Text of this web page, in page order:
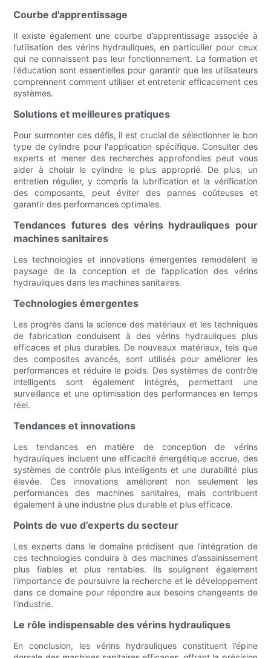
Courbe d'apprentissage
Il existe également une courbe d’apprentissage associée à
l’utilisation des vérins hydrauliques, en particulier pour ceux
qui ne connaissent pas leur fonctionnement. La formation et
l'éducation sont essentielles pour garantir que les utilisateurs
comprennent comment utiliser et entretenir efficacement ces
systèmes.
Solutions et meilleures pratiques
Pour surmonter ces défis, il est crucial de sélectionner le bon
type de cylindre pour l'application spécifique. Consulter des
experts et mener des recherches approfondies peut vous
aider à choisir le cylindre le plus approprié. De plus, un
entretien régulier, y compris la lubrification et la vérification
des composants, peut éviter des pannes coûteuses et
garantir des performances optimales.
Tendances futures des vérins hydrauliques pour
machines sanitaires
Les technologies et innovations émergentes remodèlent le
paysage de la conception et de l’application des vérins
hydrauliques dans les machines sanitaires.
Technologies émergentes
Les progrès dans la science des matériaux et les techniques
de fabrication conduisent à des vérins hydrauliques plus
efficaces et plus durables. De nouveaux matériaux, tels que
des composites avancés, sont utilisés pour améliorer les
performances et réduire le poids. Des systèmes de contrôle
intelligents sont également intégrés, permettant une
surveillance et une optimisation des performances en temps
réel.
Tendances et innovations
Les tendances en matière de conception de vérins
hydrauliques incluent une efficacité énergétique accrue, des
systèmes de contrôle plus intelligents et une durabilité plus
élevée. Ces innovations améliorent non seulement les
performances des machines sanitaires, mais contribuent
également à une industrie plus durable et plus efficace.
Points de vue d’experts du secteur
Les experts dans le domaine prédisent que l’intégration de
ces technologies conduira à des machines d’assainissement
plus fiables et plus rentables. Ils soulignent également
l'importance de poursuivre la recherche et le développement
dans ce domaine pour répondre aux besoins changeants de
l'industrie.
Le rôle indispensable des vérins hydrauliques
En conclusion, les vérins hydrauliques constituent l’épine